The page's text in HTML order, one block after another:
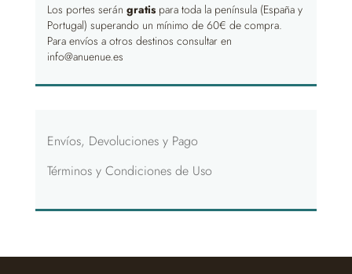
Los portes serán gratispara toda la península (España y
Portugal) superando un mínimo de 60€ de compra.
Para envíos a otros destinos consultar en
info@anuenue.es
Envíos, Devoluciones y Pago
Términos y Condiciones de Uso